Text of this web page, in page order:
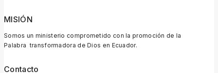
MISIÓN
Somos un ministerio comprometido con la promoción de la
Palabra transformadora de Dios en Ecuador.
Contacto